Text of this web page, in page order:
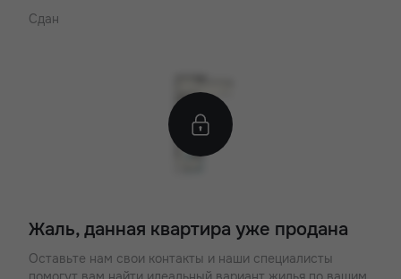
Сдан
Жаль, данная квартира уже продана
Оставьте нам свои контакты и наши специалисты